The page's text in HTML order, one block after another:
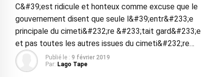
C&#39;est ridicule et honteux comme excuse que le
gouvernement disent que seule l&#39;entr&#233;e
principale du cimeti&#232;re &#233;tait gard&#233;e
et pas toutes les autres issues du cimeti&#232;re…
Publié le : 9 février 2019
Par: Lago Tape